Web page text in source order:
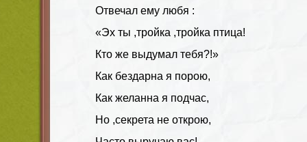
Отвечал ему любя :
«Эх ты ,тройка ,тройка птица!
Кто же выдумал тебя?!»
Как бездарна я порою,
Как желанна я подчас,
Но ,секрета не открою,